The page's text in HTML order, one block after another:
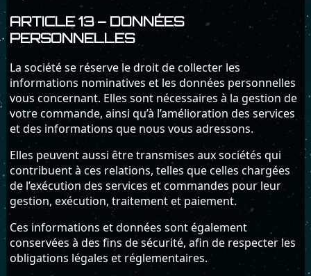
ARTICLE 13 – DONNÉES
PERSONNELLES
La société se réserve le droit de collecter les
informations nominatives et les données personnelles
vous concernant. Elles sont nécessaires à la gestion de
votre commande, ainsi qu’à l’amélioration des services
et des informations que nous vous adressons.
Elles peuvent aussi être transmises aux sociétés qui
contribuent à ces relations, telles que celles chargées
de l’exécution des services et commandes pour leur
gestion, exécution, traitement et paiement.
Ces informations et données sont également
conservées à des fins de sécurité, afin de respecter les
obligations légales et réglementaires.